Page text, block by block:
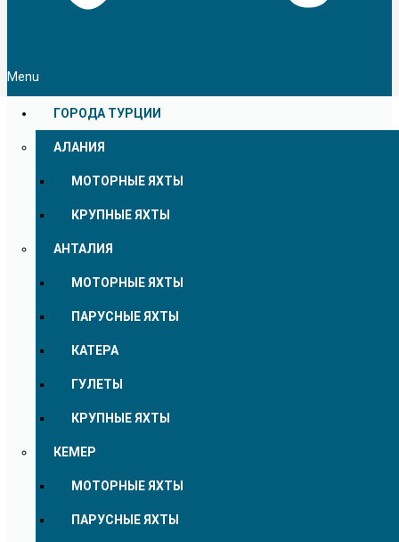
Menu
ГОРОДА ТУРЦИИ
АЛАНИЯ
МОТОРНЫЕ ЯХТЫ
КРУПНЫЕ ЯХТЫ
АНТАЛИЯ
МОТОРНЫЕ ЯХТЫ
ПАРУСНЫЕ ЯХТЫ
КАТЕРА
ГУЛЕТЫ
КРУПНЫЕ ЯХТЫ
КЕМЕР
МОТОРНЫЕ ЯХТЫ
ПАРУСНЫЕ ЯХТЫ